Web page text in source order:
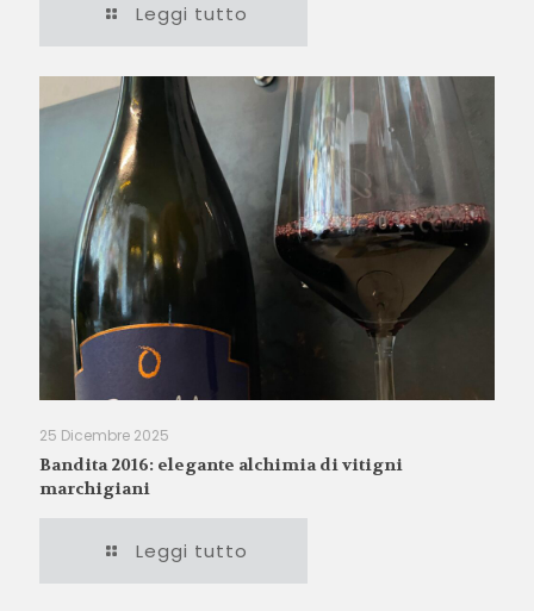
Leggi tutto
25 Dicembre 2025
Bandita 2016: elegante alchimia di vitigni
marchigiani
Leggi tutto